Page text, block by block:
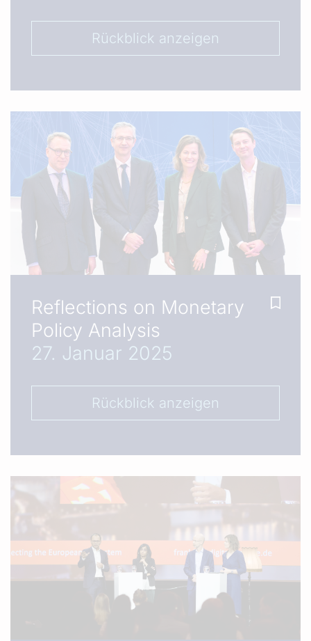
Rückblick anzeigen
Reflections on Monetary
Policy Analysis
27. Januar 2025
Rückblick anzeigen